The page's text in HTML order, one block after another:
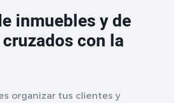
inmuebles y de
con la
organizar tus clientes y